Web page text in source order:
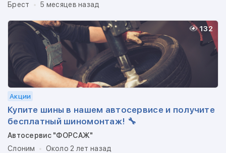
Брест
5 месяцев назад
132
Акции
Купите шины в нашем автосервисе и получите
бесплатный шиномонтаж! 🔧
Автосервис "ФОРСАЖ"
Слоним
Около 2 лет назад